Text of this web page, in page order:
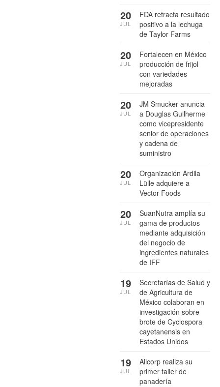
FDA retracta resultado
positivo a la lechuga
de Taylor Farms
20
JUL
Fortalecen en México
producción de frijol
con variedades
mejoradas
20
JUL
JM Smucker anuncia
a Douglas Guilherme
como vicepresidente
senior de operaciones
y cadena de
suministro
20
JUL
Organización Ardila
Lülle adquiere a
Vector Foods
20
JUL
SuanNutra amplía su
gama de productos
mediante adquisición
del negocio de
ingredientes naturales
de IFF
20
JUL
Secretarías de Salud y
de Agricultura de
México colaboran en
investigación sobre
brote de Cyclospora
cayetanensis en
Estados Unidos
19
JUL
Alicorp realiza su
primer taller de
panadería
19
JUL